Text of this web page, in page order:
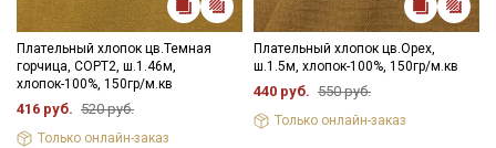
Плательный хлопок цв.Темная
горчица, СОРТ2, ш.1.46м,
хлопок-100%, 150гр/м.кв
416 руб. 520 руб.
Только онлайн-заказ
Плательный хлопок цв.Орех,
ш.1.5м, хлопок-100%, 150гр/м.кв
440 руб. 550 руб.
Только онлайн-заказ
Даю Согласие на получение рекламных и
информационных рассылок